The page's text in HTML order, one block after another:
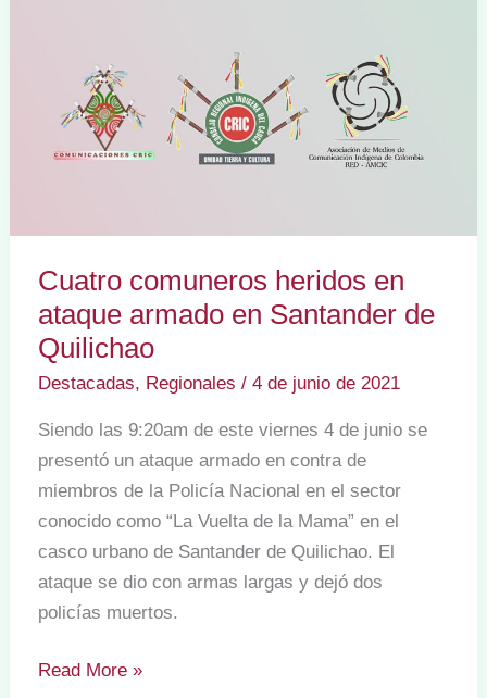
Cuatro comuneros heridos en
ataque armado en Santander de
Quilichao
Destacadas, Regionales / 4 de junio de 2021
Siendo las 9:20am de este viernes 4 de junio se
presentó un ataque armado en contra de
miembros de la Policía Nacional en el sector
conocido como “La Vuelta de la Mama” en el
casco urbano de Santander de Quilichao. El
ataque se dio con armas largas y dejó dos
policías muertos.
Cuatro
Read More »